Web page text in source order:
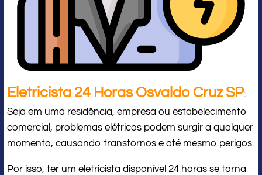
Eletricista 24 Horas Osvaldo Cruz SP:
Seja em uma residência, empresa ou estabelecimento
comercial, problemas elétricos podem surgir a qualquer
momento, causando transtornos e até mesmo perigos.
Por isso, ter um eletricista disponível 24 horas se torna